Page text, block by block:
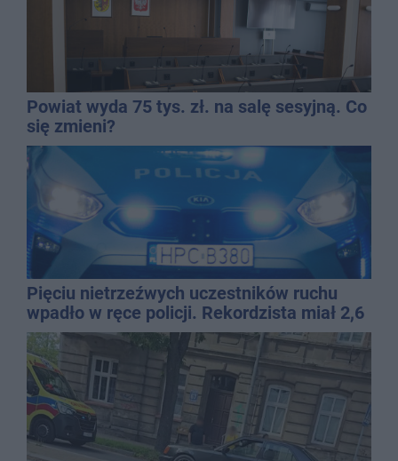
Powiat wyda 75 tys. zł. na salę sesyjną. Co
się zmieni?
Pięciu nietrzeźwych uczestników ruchu
wpadło w ręce policji. Rekordzista miał 2,6
promila